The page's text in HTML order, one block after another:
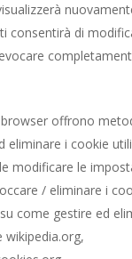
consentirà di
offrono
eliminare i cookie
modificare le
/ eliminare i
come gestire ed
wikipedia.org,